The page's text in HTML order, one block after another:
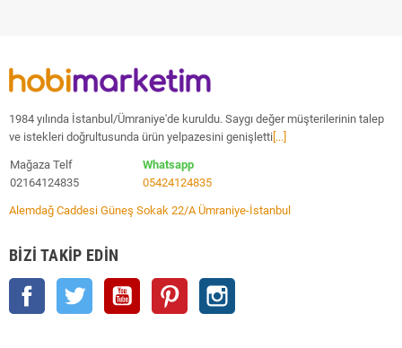
1984 yılında İstanbul/Ümraniye'de kuruldu. Saygı değer müşterilerinin talep
ve istekleri doğrultusunda ürün yelpazesini genişletti [...]
Mağaza Telf
02164124835
Whatsapp
05424124835
Alemdağ Caddesi Güneş Sokak 22/A Ümraniye-İstanbul
BIZI TAKIP EDIN
Facebook Twitter YouTube Pinterest